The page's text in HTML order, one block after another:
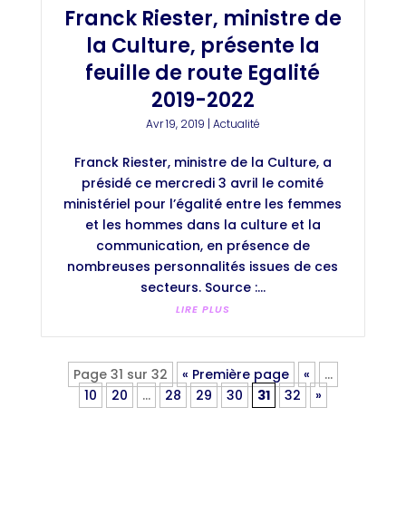
Franck Riester, ministre de
la Culture, présente la
feuille de route Egalité
2019-2022
Avr 19, 2019 | Actualité
Franck Riester, ministre de la Culture, a
présidé ce mercredi 3 avril le comité
ministériel pour l’égalité entre les femmes
et les hommes dans la culture et la
communication, en présence de
nombreuses personnalités issues de ces
secteurs. Source :...
LIRE PLUS
Page 31 sur 32 « Première page «
…
10
20 … 28 29 30 31 32 »